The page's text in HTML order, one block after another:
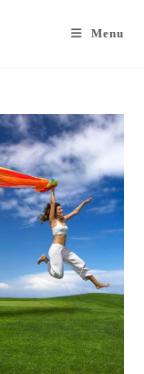
Menu